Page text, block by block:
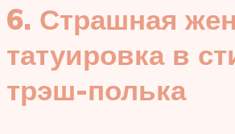
6. Страшная
татуировка в
трэш-полька